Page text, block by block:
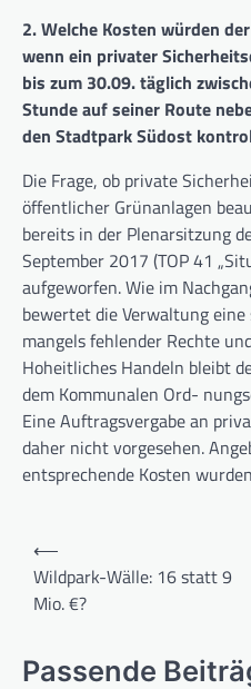
2. Welche Kosten würden
wenn ein privater
bis zum 30.09. täglich
Stunde auf seiner Route
den Stadtpark Südost
Die Frage, ob private
öffentlicher Grünanlagen
bereits in der Plenarsitzung
September 2017 (TOP 41
aufgeworfen. Wie im
bewertet die Verwaltung
mangels fehlender Rechte
Hoheitliches Handeln bleibt
dem Kommunalen Ord-
Eine Auftragsvergabe an
daher nicht vorgesehen.
entsprechende Kosten
Beitragsnavigation
⟵
Wildpark-Wälle: 16 statt 9
Mio. €?
Passende